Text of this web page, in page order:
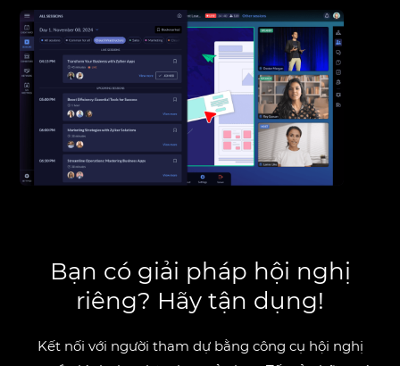
Bạn có giải pháp hội nghị
riêng? Hãy tận dụng!
Kết nối với người tham dự bằng công cụ hội nghị